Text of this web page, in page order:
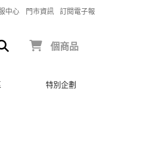
中心 門市資訊 訂閱電子報
個商品
特別企劃